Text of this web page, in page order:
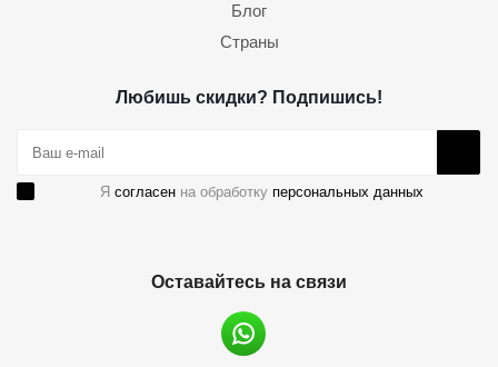
Блог
Страны
Любишь скидки? Подпишись!
Я согласен на обработку персональных данных
Оставайтесь на связи